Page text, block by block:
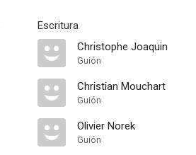
Escritura
Christophe Joaquin
Guión
Christian Mouchart
Guión
Olivier Norek
Guión